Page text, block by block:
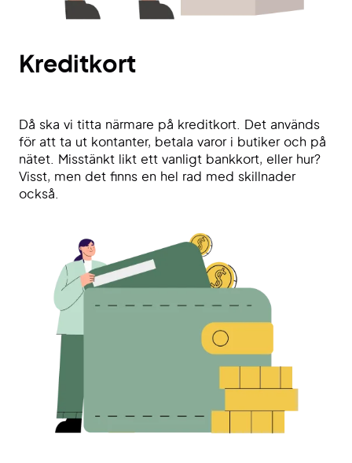
Kreditkort
Då ska vi titta närmare på kreditkort. Det används
för att ta ut kontanter, betala varor i butiker och på
nätet. Misstänkt likt ett vanligt bankkort, eller hur?
Visst, men det finns en hel rad med skillnader
också.